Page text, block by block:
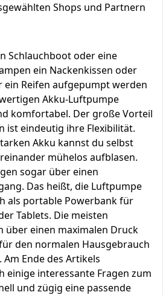
Shops und Partnern
Schlauchboot oder eine
ein Nackenkissen oder
Reifen aufgepumpt werden
Akku-Luftpumpe
komfortabel. Der große Vorteil
ist eindeutig ihre Flexibilität.
Akku kannst du selbst
mühelos aufblasen.
sogar über einen
Das heißt, die Luftpumpe
als portable Powerbank für
Tablets. Die meisten
über einen maximalen Druck
den normalen Hausgebrauch
Ende des Artikels
einige interessante Fragen zum
und zügig eine passende